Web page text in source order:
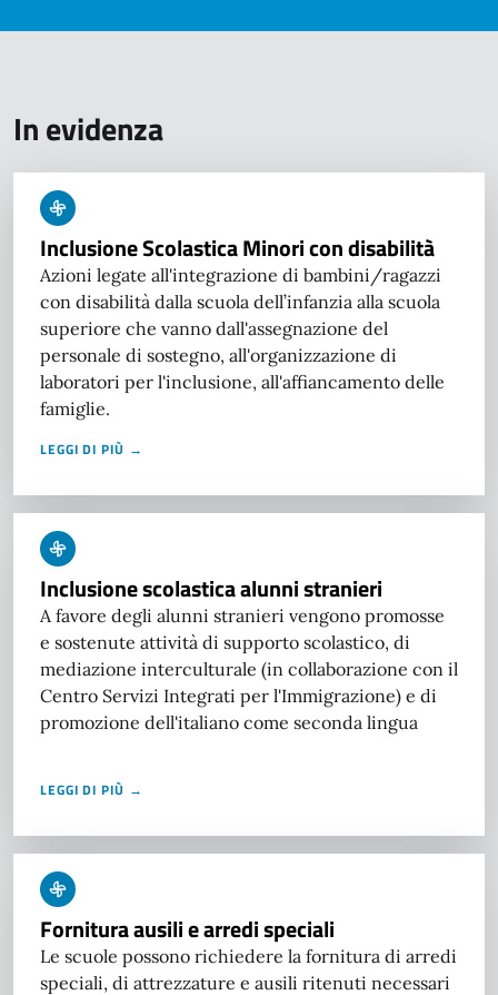
In evidenza
Inclusione Scolastica Minori con disabilità
Azioni legate all'integrazione di bambini/ragazzi
con disabilità dalla scuola dell’infanzia alla scuola
superiore che vanno dall'assegnazione del
personale di sostegno, all'organizzazione di
laboratori per l'inclusione, all'affiancamento delle
famiglie.
LEGGI DI PIÙ →
Inclusione scolastica alunni stranieri
A favore degli alunni stranieri vengono promosse
e sostenute attività di supporto scolastico, di
mediazione interculturale (in collaborazione con il
Centro Servizi Integrati per l'Immigrazione) e di
promozione dell'italiano come seconda lingua
LEGGI DI PIÙ →
Fornitura ausili e arredi speciali
Le scuole possono richiedere la fornitura di arredi
speciali, di attrezzature e ausili ritenuti necessari